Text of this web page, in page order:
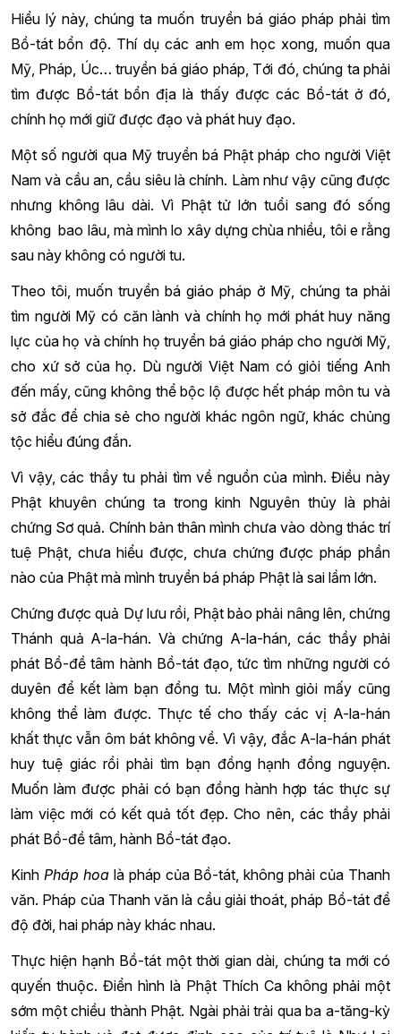
Hiểu lý này, chúng ta muốn truyền bá giáo pháp phải tìm
Bồ-tát bổn độ. Thí dụ các anh em học xong, muốn qua
Mỹ, Pháp, Úc… truyền bá giáo pháp, Tới đó, chúng ta phải
tìm được Bồ-tát bổn địa là thấy được các Bồ-tát ở đó,
chính họ mới giữ được đạo và phát huy đạo.
Một số người qua Mỹ truyền bá Phật pháp cho người Việt
Nam và cầu an, cầu siêu là chính. Làm như vậy cũng được
nhưng không lâu dài. Vì Phật tử lớn tuổi sang đó sống
không bao lâu, mà mình lo xây dựng chùa nhiều, tôi e rằng
sau này không có người tu.
Theo tôi, muốn truyền bá giáo pháp ở Mỹ, chúng ta phải
tìm người Mỹ có căn lành và chính họ mới phát huy năng
lực của họ và chính họ truyền bá giáo pháp cho người Mỹ,
cho xứ sở của họ. Dù người Việt Nam có giỏi tiếng Anh
đến mấy, cũng không thể bộc lộ được hết pháp môn tu và
sở đắc để chia sẻ cho người khác ngôn ngữ, khác chủng
tộc hiểu đúng đắn.
Vì vậy, các thầy tu phải tìm về nguồn của mình. Điều này
Phật khuyên chúng ta trong kinh Nguyên thủy là phải
chứng Sơ quả. Chính bản thân mình chưa vào dòng thác trí
tuệ Phật, chưa hiểu được, chưa chứng được pháp phần
nào của Phật mà mình truyền bá pháp Phật là sai lầm lớn.
Chứng được quả Dự lưu rồi, Phật bảo phải nâng lên, chứng
Thánh quả A-la-hán. Và chứng A-la-hán, các thầy phải
phát Bồ-đề tâm hành Bồ-tát đạo, tức tìm những người có
duyên để kết làm bạn đồng tu. Một mình giỏi mấy cũng
không thể làm được. Thực tế cho thấy các vị A-la-hán
khất thực vẫn ôm bát không về. Vì vậy, đắc A-la-hán phát
huy tuệ giác rồi phải tìm bạn đồng hạnh đồng nguyện.
Muốn làm được phải có bạn đồng hành hợp tác thực sự
làm việc mới có kết quả tốt đẹp. Cho nên, các thầy phải
phát Bồ-đề tâm, hành Bồ-tát đạo.
Kinh Pháp hoalà pháp của Bồ-tát, không phải của Thanh
văn. Pháp của Thanh văn là cầu giải thoát, pháp Bồ-tát để
độ đời, hai pháp này khác nhau.
Thực hiện hạnh Bồ-tát một thời gian dài, chúng ta mới có
quyến thuộc. Điển hình là Phật Thích Ca không phải một
sớm một chiều thành Phật. Ngài phải trải qua ba a-tăng-kỳ